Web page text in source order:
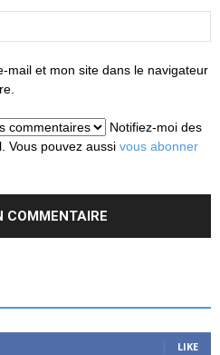
mail et mon site dans le navigateur
Notifiez-moi des
Vous pouvez aussi vous abonner
LIKE